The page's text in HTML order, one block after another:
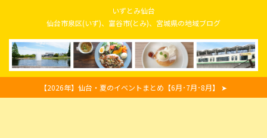
いずとみ仙台
仙台市泉区(いず)、富谷市(とみ)、宮城県の地域ブログ
【2026年】仙台・夏のイベントまとめ【6月･7月･8月】 ➤